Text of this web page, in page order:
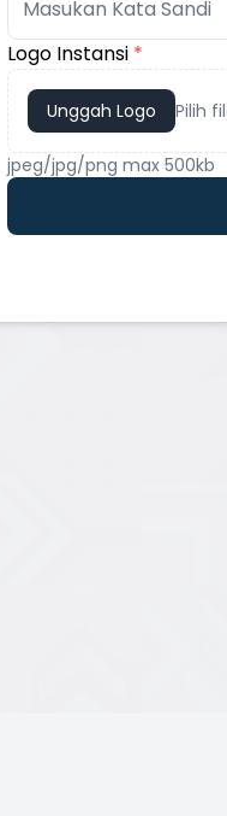
Logo Instansi *
Unggah Logo Pilih
jpeg/jpg/png max 500kb